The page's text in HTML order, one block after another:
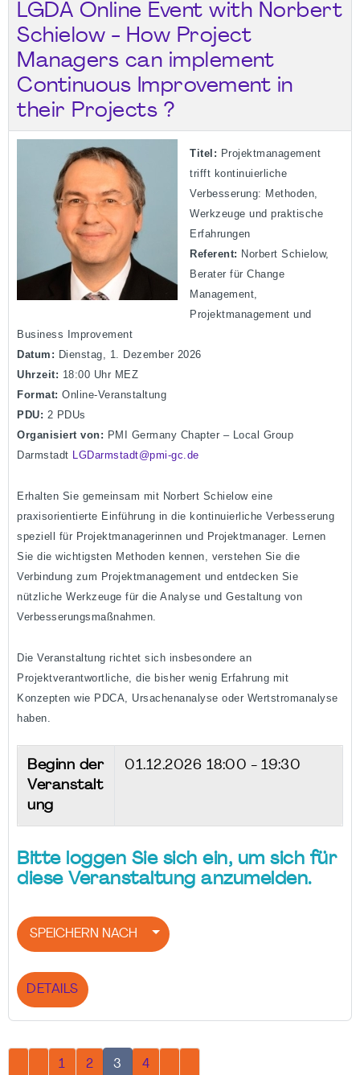
LGDA Online Event with Norbert
Schielow - How Project
Managers can implement
Continuous Improvement in
their Projects ?
Titel: Projektmanagement
trifft kontinuierliche
Verbesserung: Methoden,
Werkzeuge und praktische
Erfahrungen
Referent: Norbert Schielow,
Berater für Change
Management,
Projektmanagement und
Business Improvement
Datum: Dienstag, 1. Dezember 2026
Uhrzeit: 18:00 Uhr MEZ
Format: Online-Veranstaltung
PDU: 2 PDUs
Organisiert von: PMI Germany Chapter – Local Group
Darmstadt LGDarmstadt@pmi-gc.de
Erhalten Sie gemeinsam mit Norbert Schielow eine
praxisorientierte Einführung in die kontinuierliche Verbesserung
speziell für Projektmanagerinnen und Projektmanager. Lernen
Sie die wichtigsten Methoden kennen, verstehen Sie die
Verbindung zum Projektmanagement und entdecken Sie
nützliche Werkzeuge für die Analyse und Gestaltung von
Verbesserungsmaßnahmen.
Die Veranstaltung richtet sich insbesondere an
Projektverantwortliche, die bisher wenig Erfahrung mit
Konzepten wie PDCA, Ursachenanalyse oder Wertstromanalyse
haben.
Beginn der
Veranstalt
ung
01.12.2026 18:00 - 19:30
Bitte loggen Sie sich ein, um sich für
diese Veranstaltung anzumelden.
SPEICHERN NACH
DETAILS
1 2 3 4